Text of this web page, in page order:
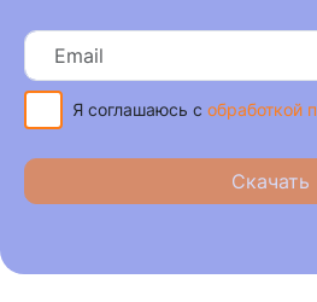
Я соглашаюсь с обработкой